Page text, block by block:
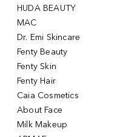
HUDA BEAUTY
MAC
Dr. Emi Skincare
Fenty Beauty
Fenty Skin
Fenty Hair
Caia Cosmetics
About Face
Milk Makeup